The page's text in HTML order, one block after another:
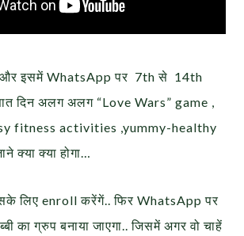
इसमें WhatsApp पर 7th से 14th
दिन अलग अलग “Love Wars” game ,
fitness activities ,yummy-healthy
क्या क्या होगा…
लिए enroll करेंगें.. फिर WhatsApp पर
का ग्रुप बनाया जाएगा.. जिसमें अगर वो चाहें